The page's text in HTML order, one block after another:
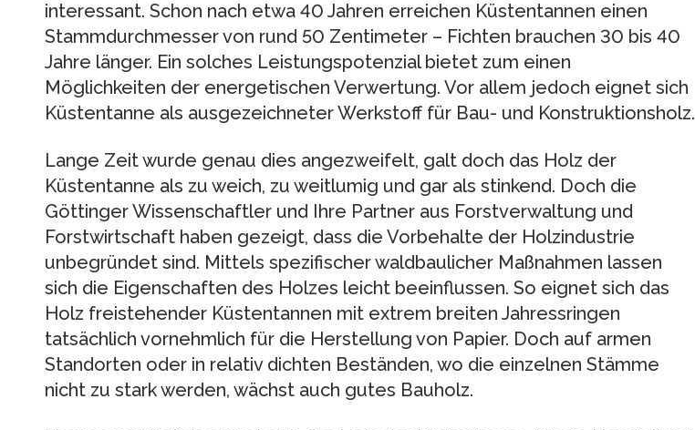
interessant. Schon nach etwa 40 Jahren erreichen Küstentannen einen
Stammdurchmesser von rund 50 Zentimeter – Fichten brauchen 30 bis 40
Jahre länger. Ein solches Leistungspotenzial bietet zum einen
Möglichkeiten der energetischen Verwertung. Vor allem jedoch eignet sich
Küstentanne als ausgezeichneter Werkstoff für Bau- und Konstruktionsholz.
Lange Zeit wurde genau dies angezweifelt, galt doch das Holz der
Küstentanne als zu weich, zu weitlumig und gar als stinkend. Doch die
Göttinger Wissenschaftler und Ihre Partner aus Forstverwaltung und
Forstwirtschaft haben gezeigt, dass die Vorbehalte der Holzindustrie
unbegründet sind. Mittels spezifischer waldbaulicher Maßnahmen lassen
sich die Eigenschaften des Holzes leicht beeinflussen. So eignet sich das
Holz freistehender Küstentannen mit extrem breiten Jahressringen
tatsächlich vornehmlich für die Herstellung von Papier. Doch auf armen
Standorten oder in relativ dichten Beständen, wo die einzelnen Stämme
nicht zu stark werden, wächst auch gutes Bauholz.